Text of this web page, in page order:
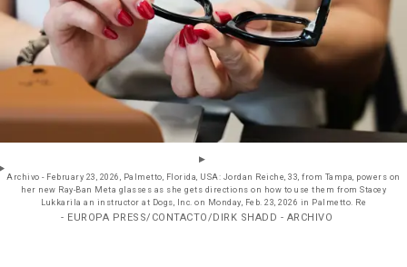
Archivo - February 23, 2026, Palmetto, Florida, USA: Jordan Reiche, 33, from Tampa, powers on
her new Ray-Ban Meta glasses as she gets directions on how to use them from Stacey
Lukkarila an instructor at Dogs, Inc. on Monday, Feb. 23, 2026 in Palmetto. Re
- EUROPA PRESS/CONTACTO/DIRK SHADD - ARCHIVO